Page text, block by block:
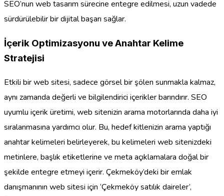
SEO’nun web tasarım sürecine entegre edilmesi, uzun vadede
sürdürülebilir bir dijital başarı sağlar.
İçerik Optimizasyonu ve Anahtar Kelime
Stratejisi
Etkili bir web sitesi, sadece görsel bir şölen sunmakla kalmaz,
aynı zamanda değerli ve bilgilendirici içerikler barındırır. SEO
uyumlu içerik üretimi, web sitenizin arama motorlarında daha iyi
sıralanmasına yardımcı olur. Bu, hedef kitlenizin arama yaptığı
anahtar kelimeleri belirleyerek, bu kelimeleri web sitenizdeki
metinlere, başlık etiketlerine ve meta açıklamalara doğal bir
şekilde entegre etmeyi içerir. Çekmeköy’deki bir emlak
danışmanının web sitesi için ‘Çekmeköy satılık daireler’,